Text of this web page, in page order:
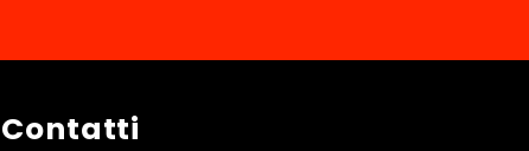
Contatti